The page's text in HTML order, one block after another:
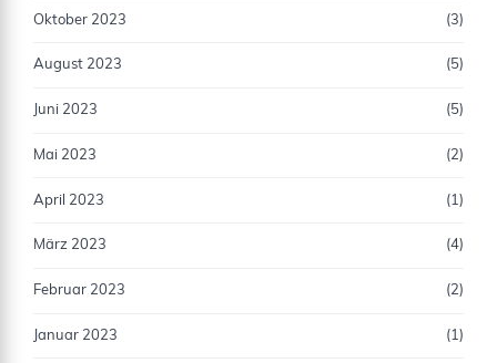
Oktober 2023 (3)
August 2023 (5)
Juni 2023 (5)
Mai 2023 (2)
April 2023 (1)
März 2023 (4)
Februar 2023 (2)
Januar 2023 (1)